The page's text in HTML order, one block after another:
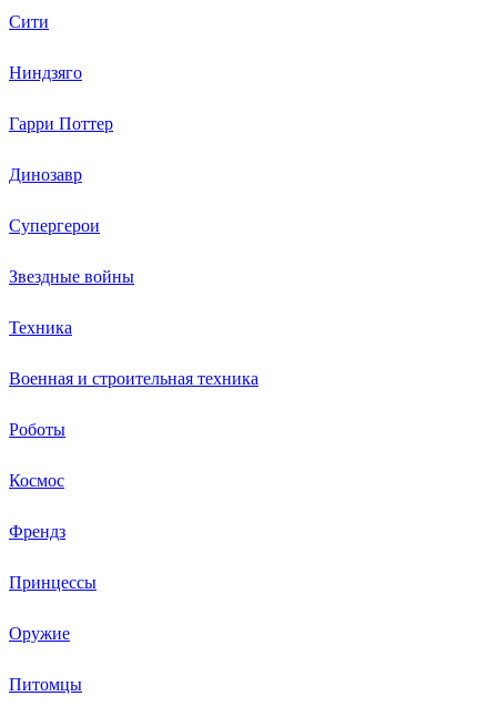
Сити
Ниндзяго
Гарри Поттер
Динозавр
Супергерои
Звездные войны
Техника
Военная и строительная техника
Роботы
Космос
Френдз
Принцессы
Оружие
Питомцы